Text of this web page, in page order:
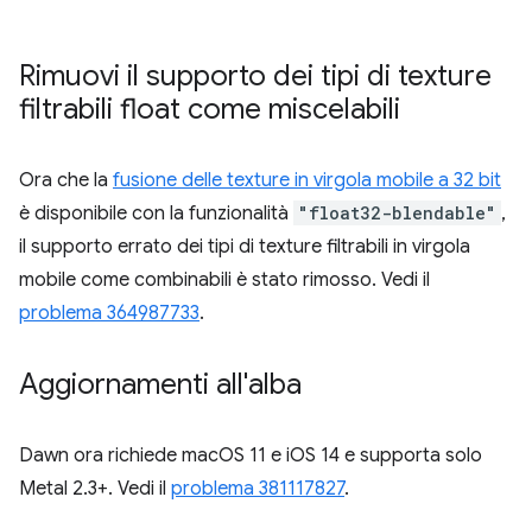
Rimuovi il supporto dei tipi di texture
filtrabili float come miscelabili
Ora che la fusione delle texture in virgola mobile a 32 bit
è disponibile con la funzionalità "float32-blendable" ,
il supporto errato dei tipi di texture filtrabili in virgola
mobile come combinabili è stato rimosso. Vedi il
problema 364987733.
Aggiornamenti all'alba
Dawn ora richiede macOS 11 e iOS 14 e supporta solo
Metal 2.3+. Vedi il problema 381117827.